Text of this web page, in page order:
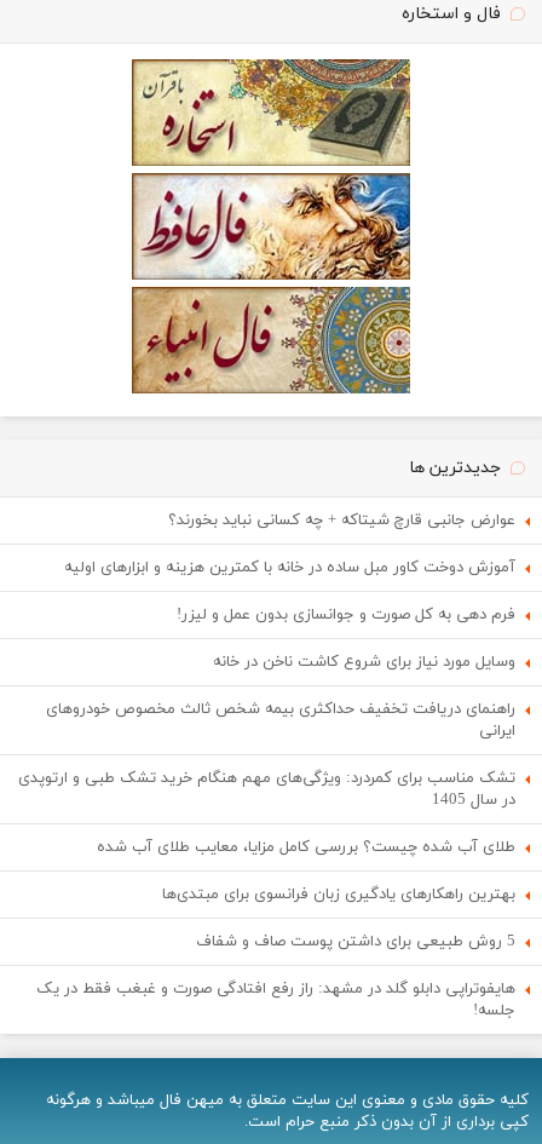
فال و استخاره
جدیدترین ها
عوارض جانبی قارچ شیتاکه + چه کسانی نباید بخورند؟
آموزش دوخت کاور مبل ساده در خانه با کمترین هزینه و ابزارهای اولیه
فرم دهی به کل صورت و جوانسازی بدون عمل و لیزر!
وسایل مورد نیاز برای شروع کاشت ناخن در خانه
راهنمای دریافت تخفیف حداکثری بیمه شخص ثالث مخصوص خودروهای
ایرانی
تشک مناسب برای کمردرد: ویژگی‌های مهم هنگام خرید تشک طبی و ارتوپدی
در سال 1405
طلای آب شده چیست؟ بررسی کامل مزایا، معایب طلای آب شده
بهترین راهکارهای یادگیری زبان فرانسوی برای مبتدی‌ها
5 روش طبیعی برای داشتن پوست صاف و شفاف
هایفوتراپی دابلو گلد در مشهد: راز رفع افتادگی صورت و غبغب فقط در یک
جلسه!
کلیه حقوق مادی و معنوی اين سایت متعلق به میهن فال میباشد و هرگونه
کپی برداری از آن بدون ذکر منبع حرام است.